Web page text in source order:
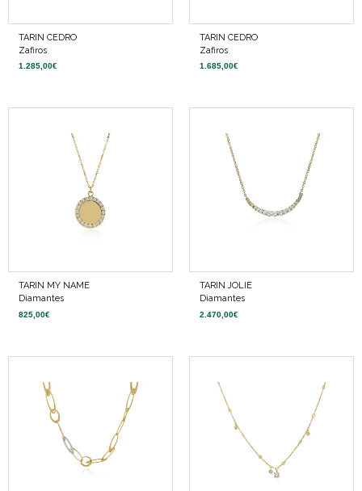
TARIN CEDRO
Zafiros
1.285,00€
TARIN CEDRO
Zafiros
1.685,00€
TARIN MY NAME
Diamantes
825,00€
TARIN JOLIE
Diamantes
2.470,00€